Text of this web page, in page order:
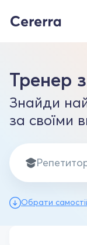
Тренер
Знайди
за своїми
Обрати